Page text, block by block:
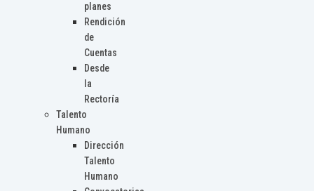
planes
Rendición
de
Cuentas
Desde
la
Rectoría
Talento
Humano
Dirección
Talento
Humano